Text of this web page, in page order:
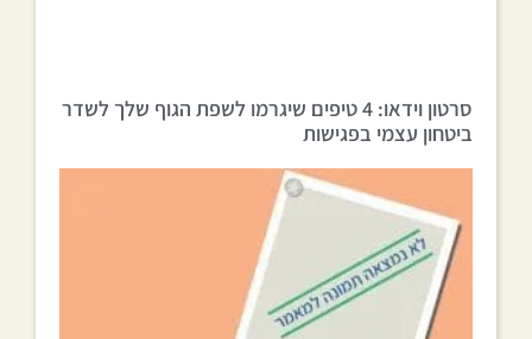
סרטון וידאו: 4 טיפים שיגרמו לשפת הגוף שלך לשדר
ביטחון עצמי בפגישות